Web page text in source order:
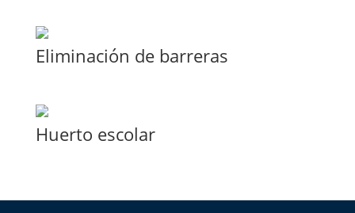
Eliminación de barreras
Huerto escolar